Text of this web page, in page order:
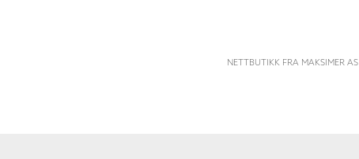
NETTBUTIKK FRA MAKSIMER AS